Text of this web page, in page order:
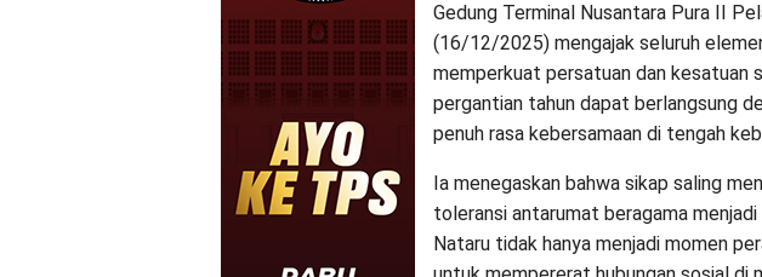
Gedung Terminal Nusantara Pura II
(16/12/2025) mengajak seluruh
memperkuat persatuan dan kesatuan
pergantian tahun dapat berlangsung
penuh rasa kebersamaan di tengah
Ia menegaskan bahwa sikap saling
toleransi antarumat beragama
Nataru tidak hanya menjadi momen